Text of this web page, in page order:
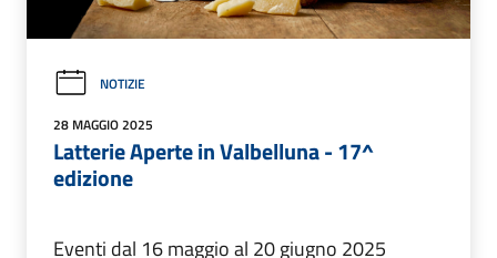
NOTIZIE
28 MAGGIO 2025
Latterie Aperte in Valbelluna - 17^
edizione
Eventi dal 16 maggio al 20 giugno 2025